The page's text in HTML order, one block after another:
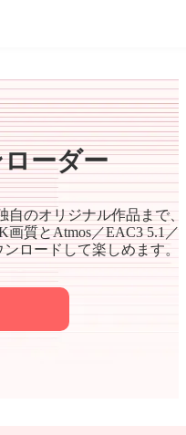
ーダー
のオリジナル作品まで、
画質とAtmos／EAC3 5.1／
ロードして楽しめます。